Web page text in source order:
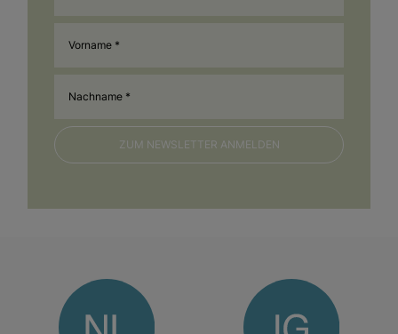
Bitte lasse dieses Feld leer.